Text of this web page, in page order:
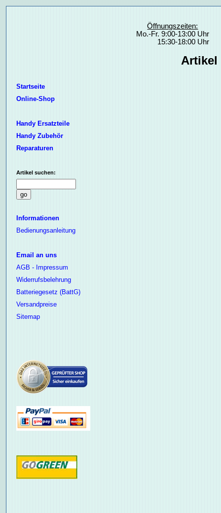
Öffnungszeiten:
Mo.-Fr. 9:00-13:00 Uhr
15:30-18:00 Uhr
Artikel
Startseite
Online-Shop
Handy Ersatzteile
Handy Zubehör
Reparaturen
Artikel suchen:
Informationen
Bedienungsanleitung
Email an uns
AGB - Impressum
Widerrufsbelehrung
Batteriegesetz (BattG)
Versandpreise
Sitemap